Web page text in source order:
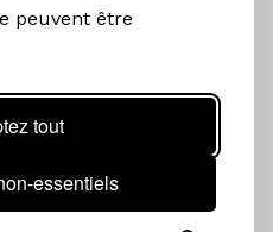
peuvent être
tout
essentiels